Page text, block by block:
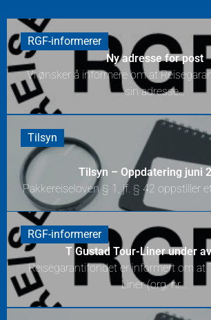
RGF-informerer
Ny adresse for post
Vi ønsker å informere om at
sin adresse...
Tilsyn
Tilsyn – Oppdatering juni
Pakkereiseloven § 1, jf. § 42 oppstiller
RGF-informerer
T Gustad Tour-Liner under
Reisegarantifondet er informert om at
Liner (org. nr....